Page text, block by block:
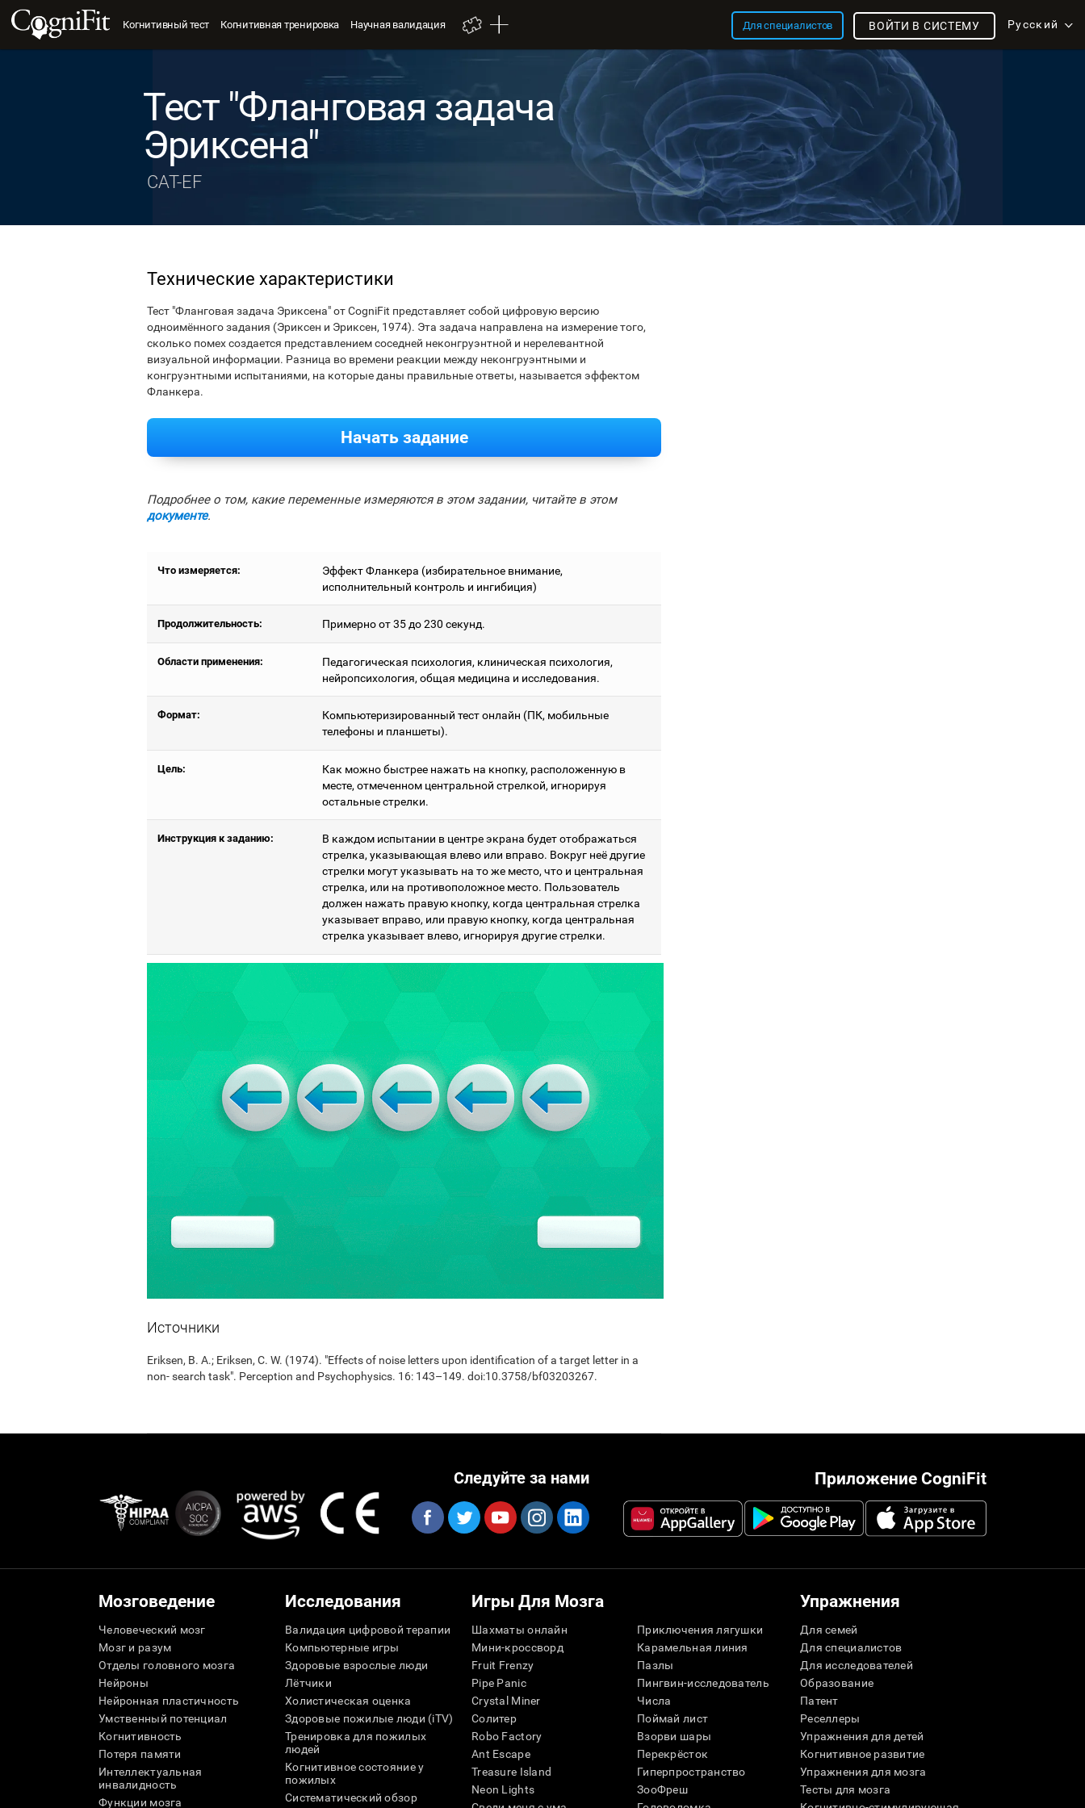
Когнитивный тест Когнитивная тренировка Научная валидация Для специалистов Русский
ВОЙТИ В СИСТЕМУ
Тест "Фланговая задача
Эриксена"
CAT-EF
Технические характеристики
Тест "Фланговая задача Эриксена" от CogniFit представляет собой цифровую версию
одноимённого задания (Эриксен и Эриксен, 1974). Эта задача направлена на измерение того,
сколько помех создается представлением соседней неконгруэнтной и нерелевантной
визуальной информации. Разница во времени реакции между неконгруэнтными и
конгруэнтными испытаниями, на которые даны правильные ответы, называется эффектом
Фланкера.
Начать задание
Подробнее о том, какие переменные измеряются в этом задании, читайте в этом
документе.
Что измеряется:
Эффект Фланкера (избирательное внимание,
исполнительный контроль и ингибиция)
Продолжительность: Примерно от 35 до 230 секунд.
Области применения:
Педагогическая психология, клиническая психология,
нейропсихология, общая медицина и исследования.
Формат:
Компьютеризированный тест онлайн (ПК, мобильные
телефоны и планшеты).
Цель:
Как можно быстрее нажать на кнопку, расположенную в
месте, отмеченном центральной стрелкой, игнорируя
остальные стрелки.
Инструкция к заданию:
В каждом испытании в центре экрана будет отображаться
стрелка, указывающая влево или вправо. Вокруг неё другие
стрелки могут указывать на то же место, что и центральная
стрелка, или на противоположное место. Пользователь
должен нажать правую кнопку, когда центральная стрелка
указывает вправо, или правую кнопку, когда центральная
стрелка указывает влево, игнорируя другие стрелки.
Источники
Eriksen, B. A.; Eriksen, C. W. (1974). "Effects of noise letters upon identification of a target letter in a
non- search task". Perception and Psychophysics. 16: 143–149. doi:10.3758/bf03203267.
Приложение CogniFit
Следуйте за нами
Мозговедение
Человеческий мозг
Мозг и разум
Отделы головного мозга
Нейроны
Нейронная пластичность
Умственный потенциал
Когнитивность
Потеря памяти
Интеллектуальная
инвалидность
Функции мозга
Исследования
Валидация цифровой терапии
Компьютерные игры
Здоровые взрослые люди
Лётчики
Холистическая оценка
Здоровые пожилые люди (iTV)
Тренировка для пожилых
людей
Когнитивное состояние у
пожилых
Систематический обзор
Игры Для Мозга
Шахматы онлайн
Мини-кроссворд
Fruit Frenzy
Pipe Panic
Crystal Miner
Солитер
Robo Factory
Ant Escape
Treasure Island
Neon Lights
Приключения лягушки
Карамельная линия
Пазлы
Пингвин-исследователь
Числа
Поймай лист
Взорви шары
Перекрёсток
Гиперпространство
ЗооФреш
Упражнения
Для семей
Для специалистов
Для исследователей
Образование
Патент
Реселлеры
Упражнения для детей
Когнитивное развитие
Упражнения для мозга
Тесты для мозга